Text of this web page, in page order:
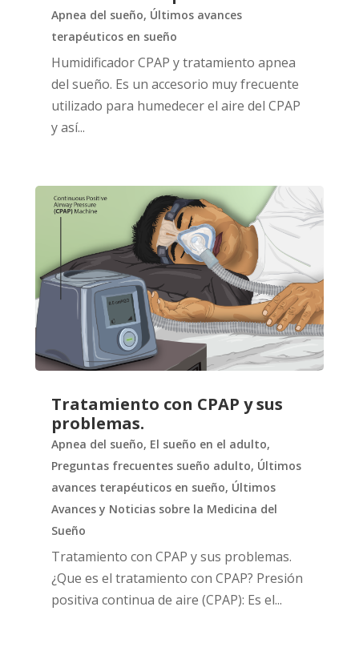
Apnea del sueño, Últimos avances
terapéuticos en sueño
Humidificador CPAP y tratamiento apnea
del sueño. Es un accesorio muy frecuente
utilizado para humedecer el aire del CPAP
y así...
Tratamiento con CPAP y sus
problemas.
Apnea del sueño, El sueño en el adulto,
Preguntas frecuentes sueño adulto, Últimos
avances terapéuticos en sueño, Últimos
Avances y Noticias sobre la Medicina del
Sueño
Tratamiento con CPAP y sus problemas.
¿Que es el tratamiento con CPAP? Presión
positiva continua de aire (CPAP): Es el...